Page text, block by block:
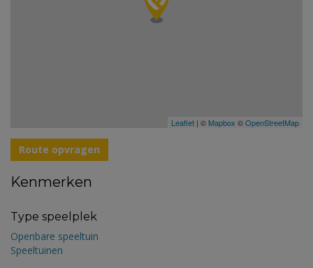
Leaflet | © Mapbox ©OpenStreetMap
Route opvragen
Kenmerken
Type speelplek
Openbare speeltuin
Speeltuinen